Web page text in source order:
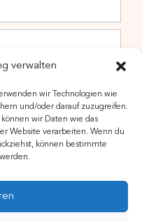
verwalten
wir Technologien wie
und/oder darauf zuzugreifen.
wir Daten wie das
Website verarbeiten. Wenn du
können bestimmte
meiner Daten zwecks
zu.